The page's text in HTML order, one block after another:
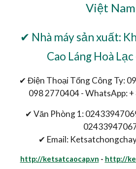
Việt Nam
✔ Nhà máy sản xuất:
Cao Láng Hoà
✔ Điện Thoại Tổng Công Ty:
098 2770404 - WhatsApp:
✔ Văn Phòng 1:
✔ Email:
http://ketsatcaocap.vn - http://